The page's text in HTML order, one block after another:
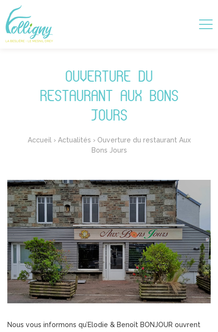
OUVERTURE DU
RESTAURANT AUX BONS
JOURS
Accueil › Actualités › Ouverture du restaurant Aux
Bons Jours
Nous vous informons qu’Elodie & Benoît BONJOUR ouvrent